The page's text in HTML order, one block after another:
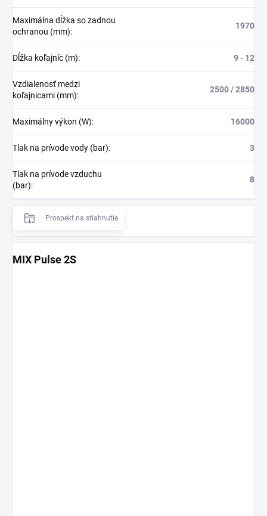
Maximálna dĺžka so zadnou
ochranou (mm):
1970
Dĺžka koľajníc (m): 9 - 12
Vzdialenosť medzi
koľajnicami (mm):
2500 / 2850
Maximálny výkon (W): 16000
Tlak na prívode vody (bar): 3
Tlak na prívode vzduchu
(bar):
8
Prospekt na stiahnutie
MIX Pulse 2S